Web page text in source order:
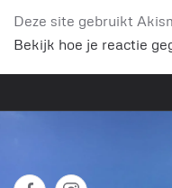
Deze site gebruikt
Bekijk hoe je reactie